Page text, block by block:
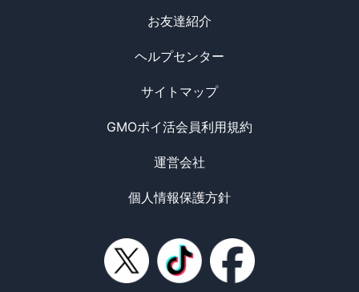
お友達紹介
ヘルプセンター
サイトマップ
GMOポイ活会員利用規約
運営会社
個人情報保護方針